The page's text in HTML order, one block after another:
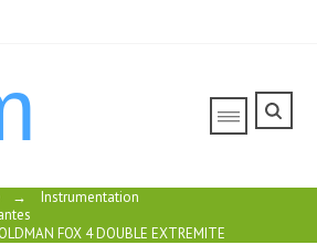
→
Instrumentation
FOX 4 DOUBLE EXTREMITE